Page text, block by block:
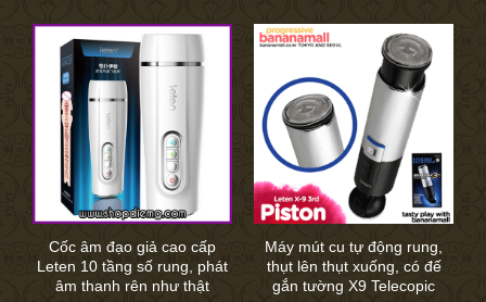
Cốc âm đạo giả cao cấp
Leten 10 tầng số rung, phát
âm thanh rên như thật
Máy mút cu tự động rung,
thụt lên thụt xuống, có đế
gắn tường X9 Telecopic